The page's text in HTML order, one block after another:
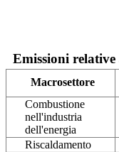
Emissioni
Macrosettore
Combustione
nell'industria
dell'energia
Riscaldamento